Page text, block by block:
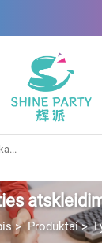
>Produktai>